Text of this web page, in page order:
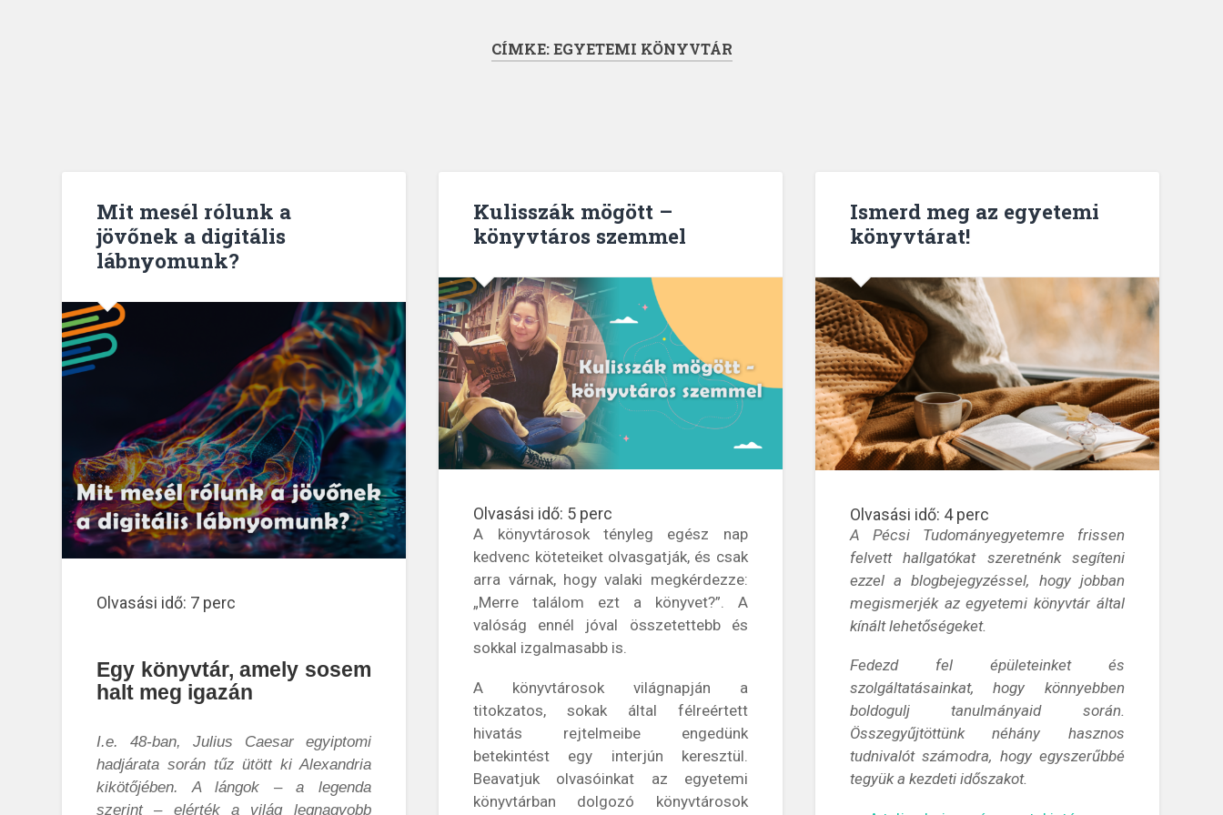
CÍMKE:EGYETEMI KÖNYVTÁR
Mit mesél rólunk a
jövőnek a digitális
lábnyomunk?
Olvasási idő: 7 perc
Egy könyvtár, amely sosem
halt meg igazán
I.e. 48-ban, Julius Caesar egyiptomi
hadjárata során tűz ütött ki Alexandria
kikötőjében. A lángok – a legenda
szerint – elérték a világ legnagyobb
Kulisszák mögött –
könyvtáros szemmel
Olvasási idő: 5 perc
A könyvtárosok tényleg egész nap
kedvenc köteteiket olvasgatják, és csak
arra várnak, hogy valaki megkérdezze:
„Merre találom ezt a könyvet?”. A
valóság ennél jóval összetettebb és
sokkal izgalmasabb is.
A könyvtárosok világnapján a
titokzatos, sokak által félreértett
hivatás rejtelmeibe engedünk
betekintést egy interjún keresztül.
Beavatjuk olvasóinkat az egyetemi
könyvtárban dolgozó könyvtárosok
Ismerd meg az egyetemi
könyvtárat!
Olvasási idő: 4 perc
A Pécsi Tudományegyetemre frissen
felvett hallgatókat szeretnénk segíteni
ezzel a blogbejegyzéssel, hogy jobban
megismerjék az egyetemi könyvtár által
kínált lehetőségeket.
Fedezd fel épületeinket és
szolgáltatásainkat, hogy könnyebben
boldogulj tanulmányaid során.
Összegyűjtöttünk néhány hasznos
tudnivalót számodra, hogy egyszerűbbé
tegyük a kezdeti időszakot.